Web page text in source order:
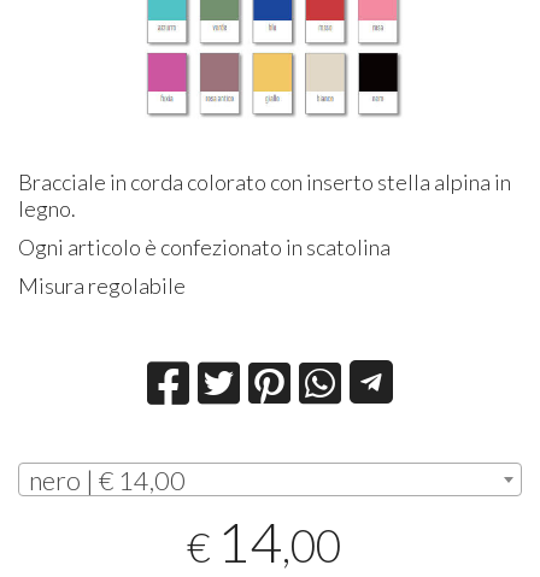
Bracciale in corda colorato con inserto stella alpina in
legno.
Ogni articolo è confezionato in scatolina
Misura regolabile
nero | € 14,00
€ 14,00